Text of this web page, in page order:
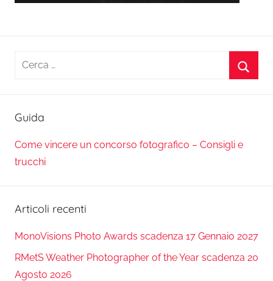
Ricerca
Guida
Come vincere un concorso fotografico – Consigli e
trucchi
Articoli recenti
MonoVisions Photo Awards scadenza 17 Gennaio 2027
RMetS Weather Photographer of the Year scadenza 20
Agosto 2026